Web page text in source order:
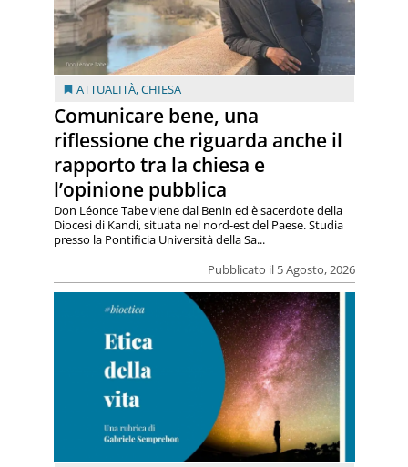
ATTUALITÀ,CHIESA
Comunicare bene, una
riflessione che riguarda anche il
rapporto tra la chiesa e
l’opinione pubblica
Pubblicato il 5 Agosto, 2026
Don Léonce Tabe viene dal Benin ed è sacerdote della
Diocesi di Kandi, situata nel nord-est del Paese. Studia
presso la Pontificia Università della Sa...